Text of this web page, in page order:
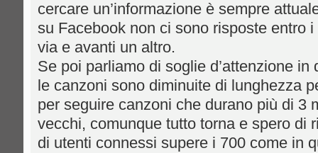
cercare un’informazione è sempre
su Facebook non ci sono risposte entro
via e avanti un altro.
Se poi parliamo di soglie d’attenzione
le canzoni sono diminuite di lunghezza
per seguire canzoni che durano più di 3
vecchi, comunque tutto torna e spero di
di utenti connessi supere i 700 come in